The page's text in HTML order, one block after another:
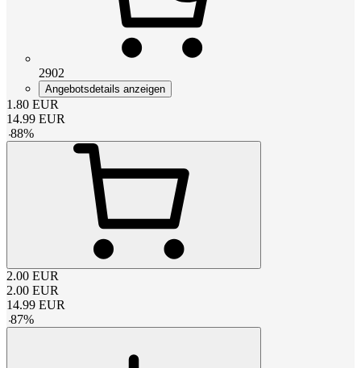
2902
Angebotsdetails anzeigen
1.80 EUR
14.99 EUR
-88%
2.00 EUR
2.00 EUR
14.99 EUR
-87%